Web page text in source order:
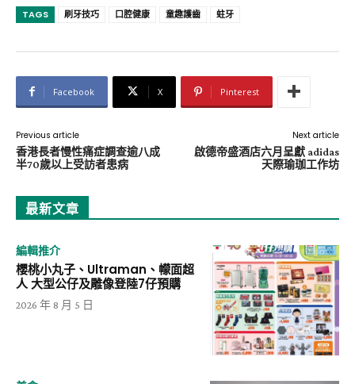
TAGS 刷牙技巧 口腔健康 童趣護齒 蛀牙
Facebook X Pinterest
Previous article
香港長者慢性痛症調查逾八成
半70歲以上受訪者患病
Next article
啟德帝盛酒店六月呈獻 adidas
天際瑜珈工作坊
最新文章
編輯推介
櫻桃小丸子、Ultraman、幪面超
人 大型公仔及雕像登陸7仔預購
2026 年 8 月 5 日